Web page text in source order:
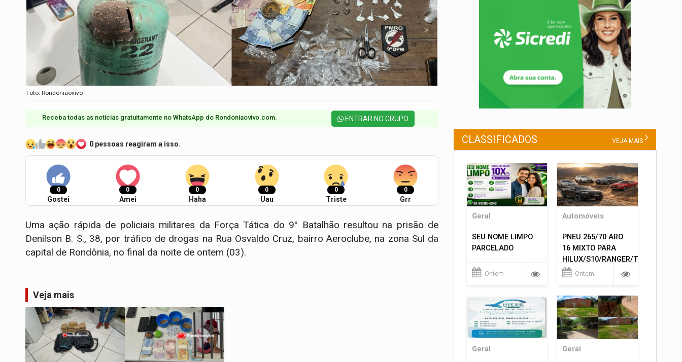
Foto: Rondoniaovivo
Receba todas as notícias gratuitamente no WhatsApp do Rondoniaovivo.com.​ ENTRAR NO GRUPO
0 pessoas reagiram a isso.
0
Gostei
0
Amei
0
Haha
0
Uau
0
Triste
0
Grr
Uma ação rápida de policiais militares da Força Tática do 9° Batalhão resultou na prisão de
Denilson B. S., 38, por tráfico de drogas na Rua Osvaldo Cruz, bairro Aeroclube, na zona Sul da
capital de Rondônia, no final da noite de ontem (03).
Veja mais
CLASSIFICADOS VEJA MAIS
Geral
SEU NOME LIMPO
PARCELADO
Ontem
Automóveis
PNEU 265/70 ARO
16 MIXTO PARA
HILUX/S10/RANGER/TRITON
ETC... MONTAGEM
Ontem
Geral Geral